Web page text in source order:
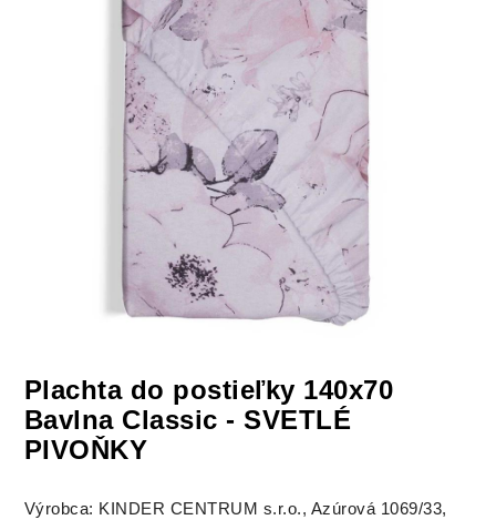
Plachta do postieľky 140x70
Bavlna Classic - SVETLÉ
PIVOŇKY
Výrobca: KINDER CENTRUM s.r.o., Azúrová 1069/33,